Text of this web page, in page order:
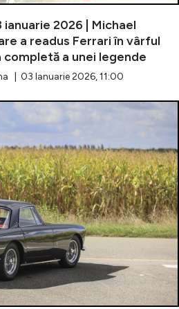
2026 | Michael
a readus Ferrari în vârful
completă a unei legende
| 03 Ianuarie 2026, 11:00